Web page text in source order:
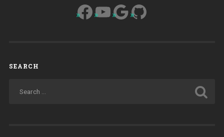
Facebook
YouTube
Google
GitHub
SEARCH